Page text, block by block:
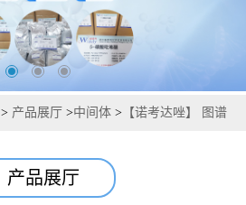
> 产品展厅 >中间体 > 【诺考达唑】 图谱
产品展厅